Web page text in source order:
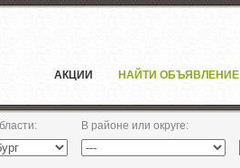
АКЦИИ НАЙТИ ОБЪЯВЛЕНИЕ
: В районе или округе: